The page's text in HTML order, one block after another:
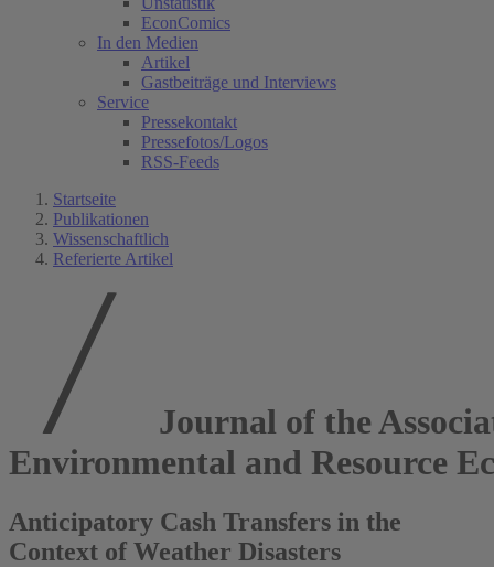
EconComics
In den Medien
Artikel
Gastbeiträge und Interviews
Service
Pressekontakt
Pressefotos/Logos
RSS-Feeds
Startseite
Publikationen
Wissenschaftlich
Referierte Artikel
Journal of the
Environmental and Resource
Anticipatory Cash Transfers in the
Context of Weather Disasters